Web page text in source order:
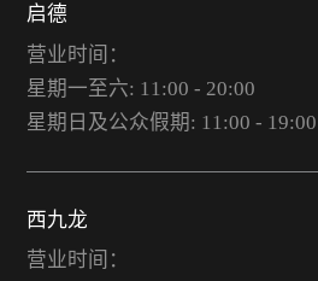
启德
营业时间：
星期一至六: 11:00 - 20:00
星期日及公众假期: 11:00 - 19:00
西九龙
营业时间：